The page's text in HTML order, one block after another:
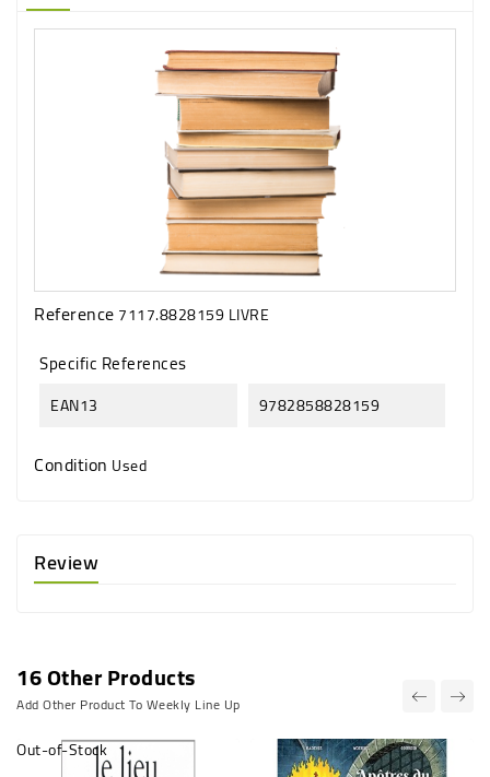
Reference7117.8828159 LIVRE
Specific References
EAN13 9782858828159
Condition Used
Review
16 Other Products
Add Other Product To Weekly Line Up
Out-of-Stock